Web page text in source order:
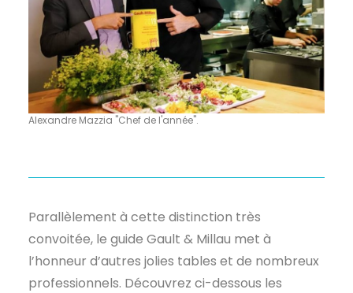
Alexandre Mazzia "Chef de l'année".
Parallèlement à cette distinction très
convoitée, le guide Gault & Millau met à
l’honneur d’autres jolies tables et de nombreux
professionnels. Découvrez ci-dessous les